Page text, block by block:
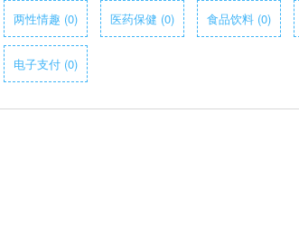
两性情趣 (0) 医药保健 (0) 食品饮料 (0)
电子支付 (0)